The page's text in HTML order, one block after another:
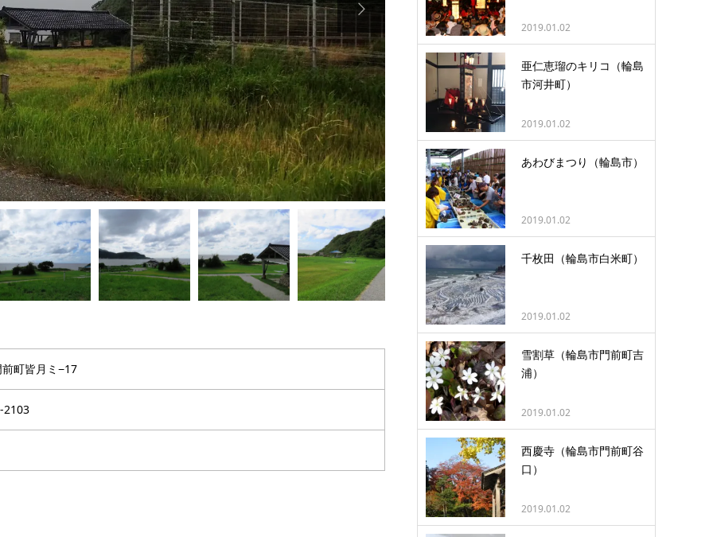

町皆月ミ−17
2103
2019.01.02
亜仁恵瑠のキリコ（輪島
市河井町）
2019.01.02
あわびまつり（輪島市）
2019.01.02
千枚田（輪島市白米町）
2019.01.02
雪割草（輪島市門前町吉
浦）
2019.01.02
西慶寺（輪島市門前町谷
口）
2019.01.02